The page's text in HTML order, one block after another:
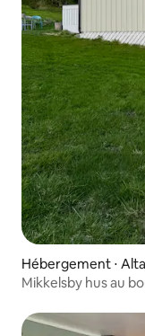
Hébergement ⋅ Alta
Mikkelsby hus au